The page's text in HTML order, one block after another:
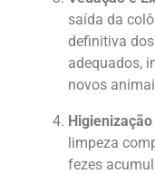
saída da
definitiva
adequados,
novos
limpeza
fezes